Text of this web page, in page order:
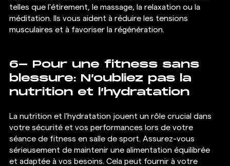
telles que l'étirement, le massage, la relaxation ou la
méditation. Ils vous aident à réduire les tensions
musculaires et à favoriser la régénération.
6- Pour une fitness sans
blessure: N’oubliez pas la
nutrition et l’hydratation
La nutrition et l'hydratation jouent un rôle crucial dans
votre sécurité et vos performances lors de votre
séance de fitness en salle de sport. Assurez-vous
sérieusement de maintenir une alimentation équilibrée
et adaptée à vos besoins. Cela peut fournir à votre